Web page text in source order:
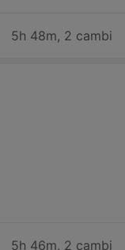
5h 48m, 2 cambi
5h 46m, 2 cambi